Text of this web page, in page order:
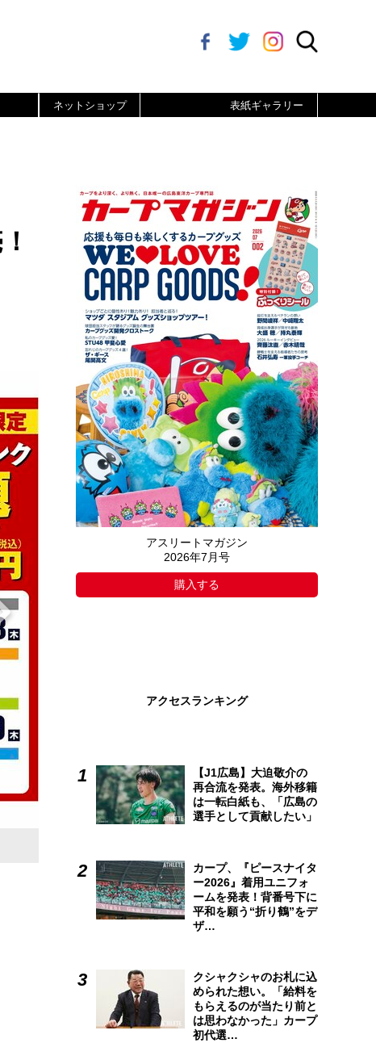
ネットショップ 表紙ギャラリー
アスリートマガジン
2026年7月号
購入する
アクセスランキング
【J1広島】大迫敬介の
再合流を発表。海外移籍
は一転白紙も、「広島の
選手として貢献したい」
カープ、『ピースナイタ
ー2026』着用ユニフォ
ームを発表！背番号下に
平和を願う“折り鶴”をデ
ザ…
クシャクシャのお札に込
められた想い。「給料を
もらえるのが当たり前と
は思わなかった」カープ
初代選…